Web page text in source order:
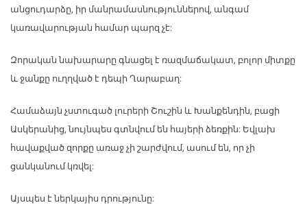
անցուդարձը, իր մանրամասնություններով, անգամ
կառավարության համար պարզ չէ:
Զորական նախարարը գնացել է ռազմաճակատ, բոլոր միտքը
և ջանքը ուղղված է դեպի Ղարաբաղ:
Համաձայն չստուգած լուրերի Շուշին և Խանքենդին, բացի
Ասկերանից, նույնպես գտնվում են հայերի ձեռքին: Եվլախ
հավաքված զորքը առաջ չի շարժվում, ասում են, որ չի
ցանկանում կռվել:
Այսպես է ներկայիս դրությունը: